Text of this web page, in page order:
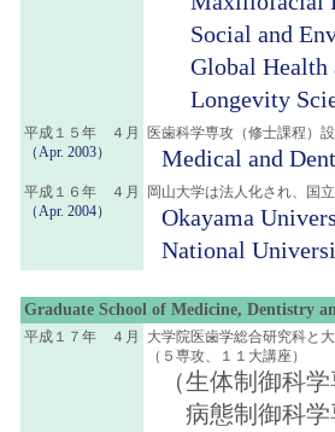
Social and
Global Health
Longevity
平成１５年 ４月
（Apr. 2003）
医歯科学専攻（修士課程）
Medical and
平成１６年 ４月
（Apr. 2004）
岡山大学は法人化され、国
Okayama
National
Graduate School of Medicine, Dentistry
平成１７年 ４月
大学院医歯学総合研究科と
（５専攻、１１大講座）
（生体制御科
病態制御科学